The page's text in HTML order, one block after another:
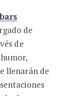
de
de
llenarán de